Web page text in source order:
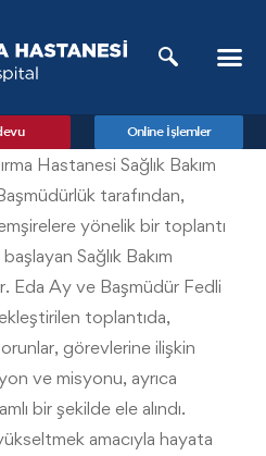
Online İşlemler
Hastanesi Sağlık Bakım
tarafından,
yönelik bir toplantı
Sağlık Bakım
Eda Ay ve Başmüdür Fedli
toplantıda,
görevlerine ilişkin
ve misyonu, ayrıca
bir şekilde ele alındı.
amacıyla hayata